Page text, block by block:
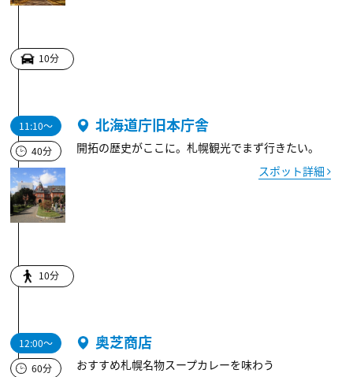
10分
11:10～
40分
北海道庁旧本庁舎
開拓の歴史がここに。札幌観光でまず行きたい。
スポット詳細
10分
12:00～
60分
奥芝商店
おすすめ札幌名物スープカレーを味わう